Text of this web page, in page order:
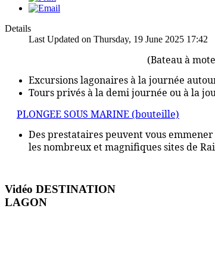
Details
Last Updated on Thursday, 19 June 2025 17:42
(Bateau à
Excursions lagonaires à la journée
Tours privés à la demi journée ou à la
PLONGEE SOUS MARINE (bouteille)
Des prestataires peuvent vous
les nombreux et magnifiques sites de
Vidéo DESTINATION
LAGON